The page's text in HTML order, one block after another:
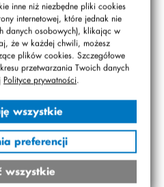
inne niż niezbędne pliki cookies
internetowej, które jednak nie
danych osobowych), klikając w
że w każdej chwili, możesz
plików cookies. Szczegółowe
przetwarzania Twoich danych
Polityce prywatności.
wszystkie
preferencji
wszystkie